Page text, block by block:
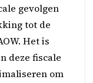
gevolgen
tot de
Het is
deze fiscale
om